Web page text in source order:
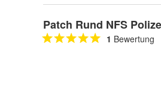
Patch Rund NFS
1 Bewertung